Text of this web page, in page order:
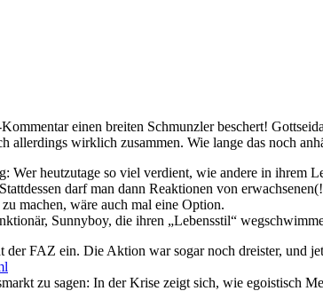
einen breiten Schmunzler beschert!
allerdings wirklich zusammen. Wie lange das noch
Wer heutzutage so viel verdient, wie andere in ihrem
darf man dann Reaktionen von
machen, wäre auch mal eine Option.
Sunnyboy, die ihren „Lebensstil“
FAZ ein. Die Aktion war sogar noch dreister, und
zu sagen: In der Krise zeigt sich, wie egoistisch